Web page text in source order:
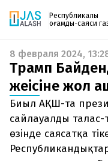
Республикалық
қоғамдық-саяси
Жаңалықтар
Спорт
Live
Руханият
Аймақ
Архив
Заң және тәртіп
Газетке
PDF форматтағы
поштаңызға алып
шыққан сәтте сізге
енгізіңіз, біз
8 февраля 2024,
Трамп
жеңісіне жол
Биыл АҚШ-та
сайлауалды талас-
өзінде саясатқа